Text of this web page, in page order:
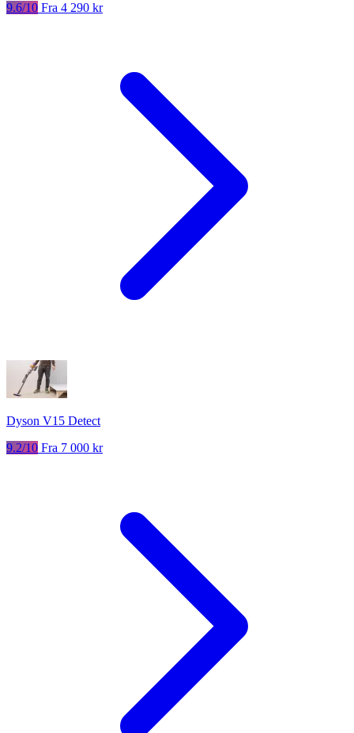
9.6/10 Fra 4 290 kr
Dyson V15 Detect
9.2/10 Fra 7 000 kr